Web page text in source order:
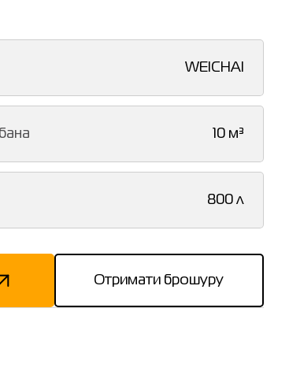
WEICHAI
10 м³
800 л
Отримати брошуру